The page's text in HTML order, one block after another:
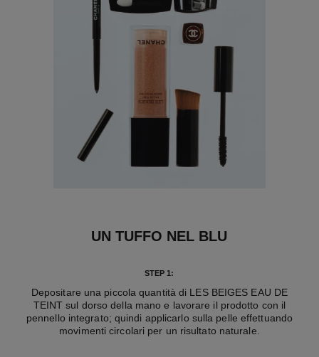
UN TUFFO NEL BLU
STEP 1:
Depositare una piccola quantità di LES BEIGES EAU DE
TEINT sul dorso della mano e lavorare il prodotto con il
pennello integrato; quindi applicarlo sulla pelle effettuando
movimenti circolari per un risultato naturale.